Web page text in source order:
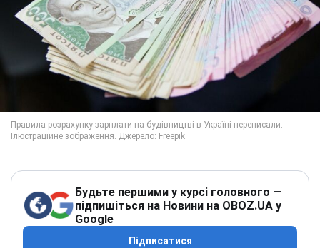
Будьте першими у курсі головного —
підпишіться на Новини на OBOZ.UA у
Google
Підписатися